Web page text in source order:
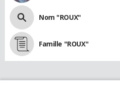
Nom "ROUX"
Famille "ROUX"